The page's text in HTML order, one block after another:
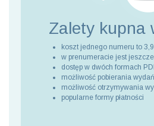
Zalety kupna
koszt jednego numeru to
w prenumeracie jest
dostęp w dwóch formach
możliwość pobierania
możliwość otrzymywania
popularne formy płatności